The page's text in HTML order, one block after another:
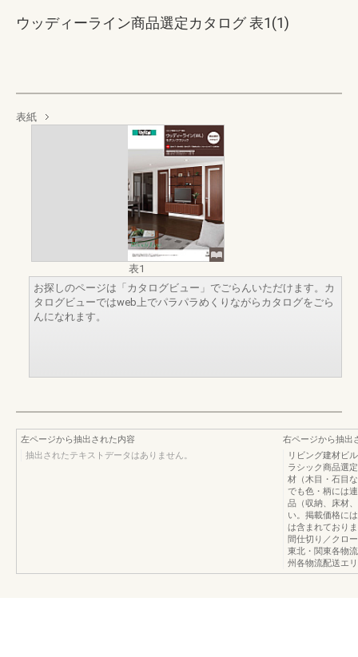
ウッディーライン商品選定カタログ 表1(1)
表紙
表1
お探しのページは「カタログビュー」でごらんいただけます。カ
タログビューではweb上でパラパラめくりながらカタログをごら
んになれます。
左ページから抽出された内容
抽出されたテキストデータはありません。
右ページから抽出
リビング建材ビ
ラシック商品選
材（木目・石目
でも色・柄には
品（収納、床材
い。掲載価格に
は含まれており
間仕切り／クロ
東北・関東各物
州各物流配送エ